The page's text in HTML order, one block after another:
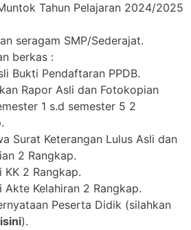
Tahun Pelajaran 2024/2025
seragam SMP/Sederajat.
berkas :
Bukti Pendaftaran PPDB.
Rapor Asli dan Fotokopian
1 s.d semester 5 2
Surat Keterangan Lulus Asli dan
2 Rangkap.
KK 2 Rangkap.
Akte Kelahiran 2 Rangkap.
Peserta Didik (silahkan
).